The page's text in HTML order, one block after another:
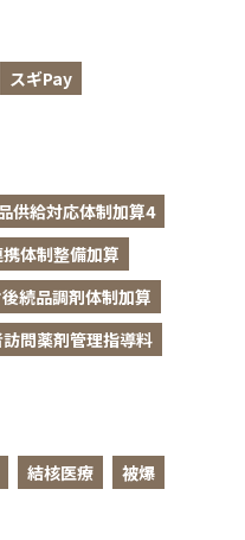
スギPay
供給対応体制加算4
体制整備加算
続品調剤体制加算
問薬剤管理指導料
結核医療
被爆